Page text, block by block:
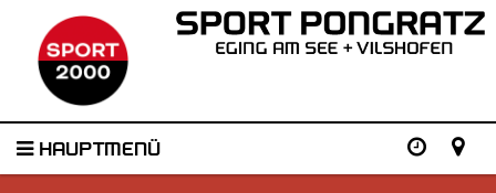
HAUPTMENÜ